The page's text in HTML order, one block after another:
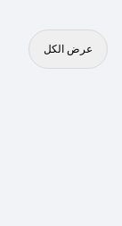
عرض الكل